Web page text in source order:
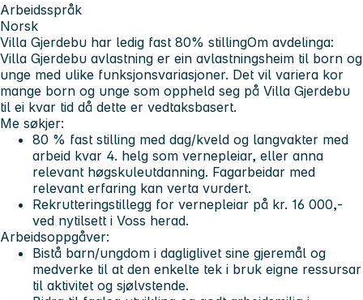
Arbeidsspråk
Norsk
Villa Gjerdebu har ledig fast 80% stillingOm avdelinga:
Villa Gjerdebu avlastning er ein avlastningsheim til born og
unge med ulike funksjonsvariasjoner. Det vil variera kor
mange born og unge som oppheld seg på Villa Gjerdebu
til ei kvar tid då dette er vedtaksbasert.
Me søkjer:
80 % fast stilling med dag/kveld og langvakter med
arbeid kvar 4. helg som vernepleiar, eller anna
relevant høgskuleutdanning. Fagarbeidar med
relevant erfaring kan verta vurdert.
Rekrutteringstillegg for vernepleiar på kr. 16 000,-
ved nytilsett i Voss herad.
Arbeidsoppgåver:
Bistå barn/ungdom i dagliglivet sine gjeremål og
medverke til at den enkelte tek i bruk eigne ressursar
til aktivitet og sjølvstende.